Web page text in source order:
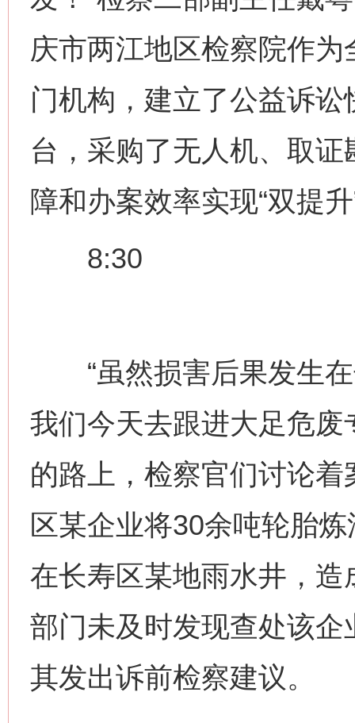
庆市两江地区检察院作
门机构，建立了公益诉
台，采购了无人机、取
障和办案效率实现“双提
8:30
“虽然损害后果发生在
我们今天去跟进大足危废
的路上，检察官们讨论
区某企业将30余吨轮胎
在长寿区某地雨水井，
部门未及时发现查处该
其发出诉前检察建议。